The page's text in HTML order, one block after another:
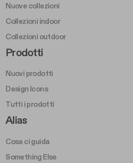
Nuove collezioni
Collezioni indoor
Collezioni outdoor
Footer Right Middle A
Prodotti
Nuovi prodotti
Design Icons
Tutti i prodotti
Footer Right A
Alias
Cosa ci guida
Something Else